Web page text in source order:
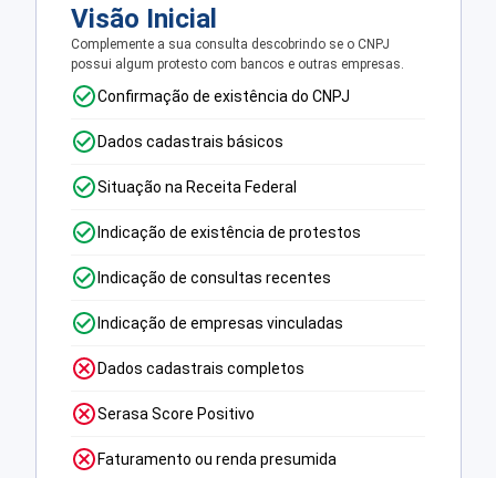
Visão Inicial
Complemente a sua consulta descobrindo se o CNPJ
possui algum protesto com bancos e outras empresas.
Confirmação de existência do CNPJ
Dados cadastrais básicos
Situação na Receita Federal
Indicação de existência de protestos
Indicação de consultas recentes
Indicação de empresas vinculadas
Dados cadastrais completos
Serasa Score Positivo
Faturamento ou renda presumida